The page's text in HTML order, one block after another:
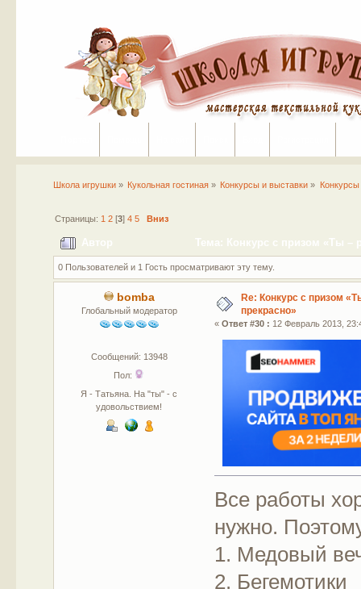
Школа игрушки» Кукольная гостиная » Конкурсы и выставки » Конкурсы
Страницы: 1 2[3] 4 5 Вниз
Автор Тема: Конкурс с призом «Ты –
0 Пользователей и 1 Гость просматривают эту тему.
bomba
Глобальный модератор
Сообщений: 13948
Пол:
Я - Татьяна. На "ты" - с
удовольствием!
Re: Конкурс с призом
прекрасно»
«Ответ #30 : 12 Февраль 2013,
Все работы
нужно.
1. Медовый
2. Бегемотики